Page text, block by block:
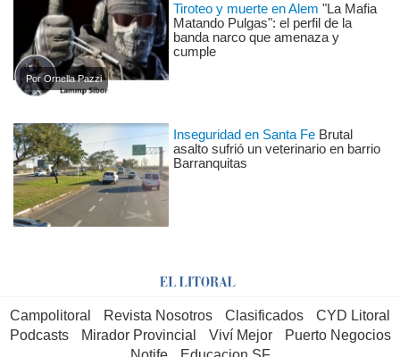
Por Ornella Pazzi
Tiroteo y muerte en Alem "La Mafia
Matando Pulgas": el perfil de la
banda narco que amenaza y
cumple
Inseguridad en Santa Fe Brutal
asalto sufrió un veterinario en barrio
Barranquitas
Campolitoral Revista Nosotros Clasificados
CYD Litoral
Podcasts
Mirador Provincial Viví Mejor
Puerto Negocios